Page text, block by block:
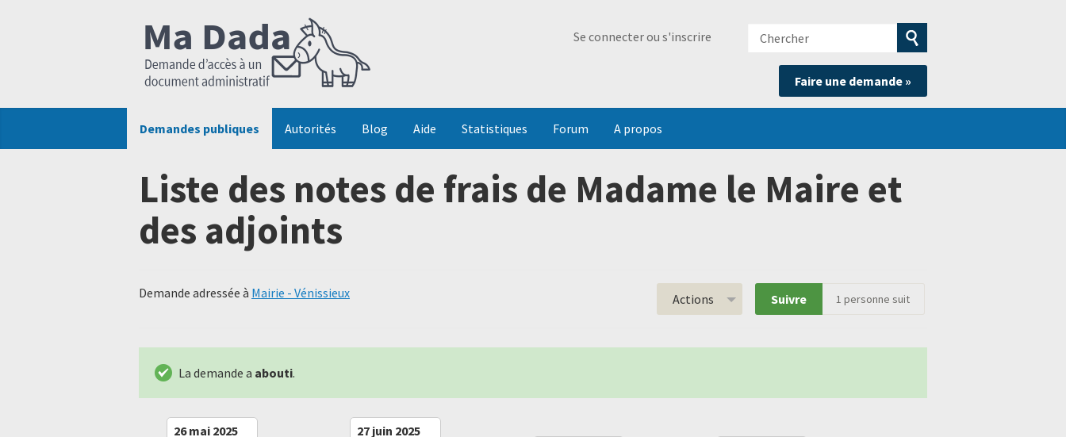
Se connecter ou s'inscrire
Chercher
Soumettre
la
recherche
Faire une demande »
Demandes publiques Autorités Blog Aide Statistiques Forum A propos
Liste des notes de frais de Madame le Maire et
des adjoints
Demande adressée à Mairie - Vénissieux Actions Suivre 1 personne suit
La demande a abouti.
26 mai 2025
27 juin 2025